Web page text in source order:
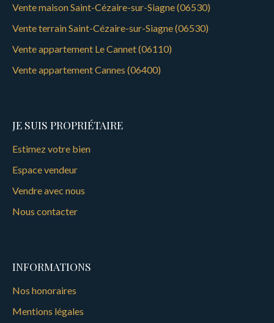
Vente maison Saint-Cézaire-sur-Siagne (06530)
Vente terrain Saint-Cézaire-sur-Siagne (06530)
Vente appartement Le Cannet (06110)
Vente appartement Cannes (06400)
JE SUIS PROPRIÉTAIRE
Estimez votre bien
Espace vendeur
Vendre avec nous
Nous contacter
INFORMATIONS
Nos honoraires
Mentions légales